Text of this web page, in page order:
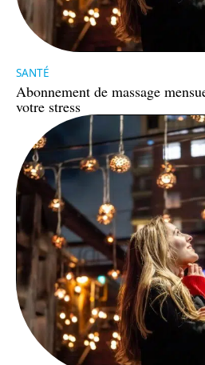
SANTÉ
Abonnement de massage
votre stress